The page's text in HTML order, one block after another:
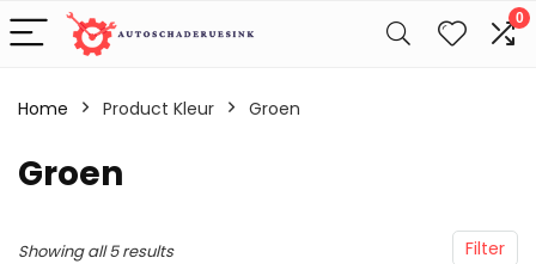
0
Home Product Kleur ‎Groen
‎Groen
Filter
Showing all 5 results